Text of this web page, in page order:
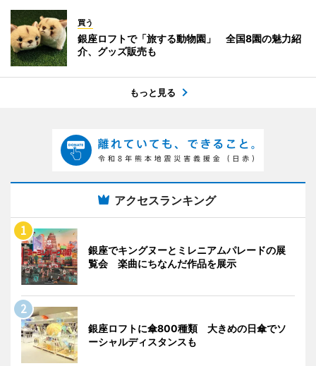
買う
銀座ロフトで「旅する動物園」 全国8園の魅力紹
介、グッズ販売も
もっと見る
アクセスランキング
銀座でキングヌーとミレニアムパレードの展
覧会 楽曲にちなんだ作品を展示
銀座ロフトに傘800種類 大きめの日傘でソ
ーシャルディスタンスも